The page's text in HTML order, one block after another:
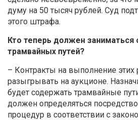
думу на 50 тысяч рублей. Суд
этого штрафа.
Кто теперь должен
трамвайных путей?
– Контракты на выполнение этих
разыгрывать на аукционе.
будет содержать трамвайные
должен определяться
процедур в соответствии с